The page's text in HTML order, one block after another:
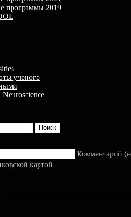
программы 2019
ученого
Комментарий